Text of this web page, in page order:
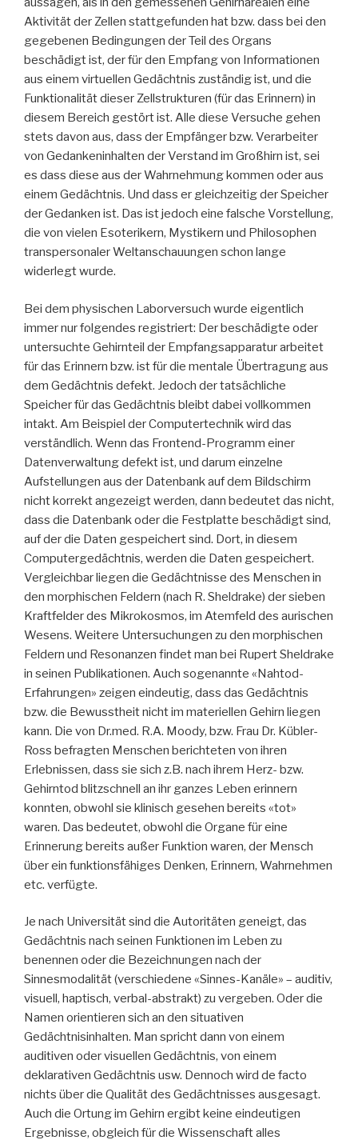
Aktivität der Zellen stattgefunden hat bzw. dass bei den
gegebenen Bedingungen der Teil des Organs
beschädigt ist, der für den Empfang von Informationen
aus einem virtuellen Gedächtnis zuständig ist, und die
Funktionalität dieser Zellstrukturen (für das Erinnern) in
diesem Bereich gestört ist. Alle diese Versuche gehen
stets davon aus, dass der Empfänger bzw. Verarbeiter
von Gedankeninhalten der Verstand im Großhirn ist, sei
es dass diese aus der Wahrnehmung kommen oder aus
einem Gedächtnis. Und dass er gleichzeitig der Speicher
der Gedanken ist. Das ist jedoch eine falsche Vorstellung,
die von vielen Esoterikern, Mystikern und Philosophen
transpersonaler Weltanschauungen schon lange
widerlegt wurde.
Bei dem physischen Laborversuch wurde eigentlich
immer nur folgendes registriert: Der beschädigte oder
untersuchte Gehirnteil der Empfangsapparatur arbeitet
für das Erinnern bzw. ist für die mentale Übertragung aus
dem Gedächtnis defekt. Jedoch der tatsächliche
Speicher für das Gedächtnis bleibt dabei vollkommen
intakt. Am Beispiel der Computertechnik wird das
verständlich. Wenn das Frontend-Programm einer
Datenverwaltung defekt ist, und darum einzelne
Aufstellungen aus der Datenbank auf dem Bildschirm
nicht korrekt angezeigt werden, dann bedeutet das nicht,
dass die Datenbank oder die Festplatte beschädigt sind,
auf der die Daten gespeichert sind. Dort, in diesem
Computergedächtnis, werden die Daten gespeichert.
Vergleichbar liegen die Gedächtnisse des Menschen in
den morphischen Feldern (nach R. Sheldrake) der sieben
Kraftfelder des Mikrokosmos, im Atemfeld des aurischen
Wesens. Weitere Untersuchungen zu den morphischen
Feldern und Resonanzen findet man bei Rupert Sheldrake
in seinen Publikationen. Auch sogenannte «Nahtod-
Erfahrungen» zeigen eindeutig, dass das Gedächtnis
bzw. die Bewusstheit nicht im materiellen Gehirn liegen
kann. Die von Dr.med. R.A. Moody, bzw. Frau Dr. Kübler-
Ross befragten Menschen berichteten von ihren
Erlebnissen, dass sie sich z.B. nach ihrem Herz- bzw.
Gehirntod blitzschnell an ihr ganzes Leben erinnern
konnten, obwohl sie klinisch gesehen bereits «tot»
waren. Das bedeutet, obwohl die Organe für eine
Erinnerung bereits außer Funktion waren, der Mensch
über ein funktionsfähiges Denken, Erinnern, Wahrnehmen
etc. verfügte.
Je nach Universität sind die Autoritäten geneigt, das
Gedächtnis nach seinen Funktionen im Leben zu
benennen oder die Bezeichnungen nach der
Sinnesmodalität (verschiedene «Sinnes-Kanäle» – auditiv,
visuell, haptisch, verbal-abstrakt) zu vergeben. Oder die
Namen orientieren sich an den situativen
Gedächtnisinhalten. Man spricht dann von einem
auditiven oder visuellen Gedächtnis, von einem
deklarativen Gedächtnis usw. Dennoch wird de facto
nichts über die Qualität des Gedächtnisses ausgesagt.
Auch die Ortung im Gehirn ergibt keine eindeutigen
Ergebnisse, obgleich für die Wissenschaft alles